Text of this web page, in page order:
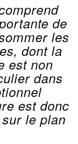
de
les
dont la
est non
dans
est donc
le plan